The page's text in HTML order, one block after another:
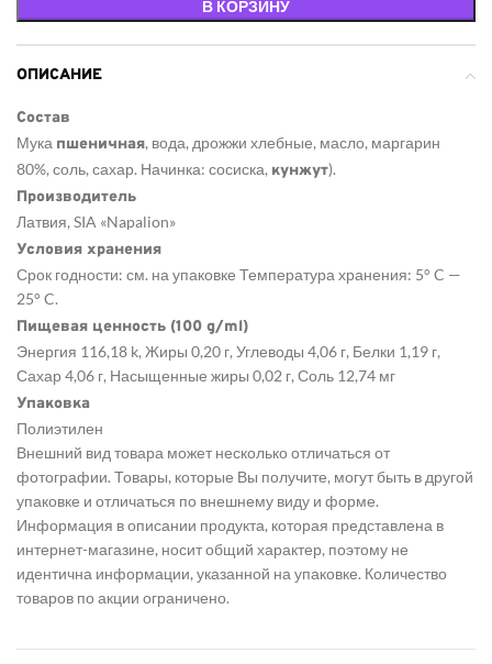
В КОРЗИНУ
ОПИСАНИЕ
Состав
Мука пшеничная, вода, дрожжи хлебные, масло, маргарин
80%, соль, сахар. Начинка: сосиска, кунжут).
Производитель
Латвия, SIA «Napalion»
Условия хранения
Срок годности: см. на упаковке Температура хранения: 5° C —
25° C.
Пищевая ценность (100 g/ml)
Энергия 116,18 k, Жиры 0,20 г, Углеводы 4,06 г, Белки 1,19 г,
Сахар 4,06 г, Насыщенные жиры 0,02 г, Соль 12,74 мг
Упаковка
Полиэтилен
Внешний вид товара может несколько отличаться от
фотографии. Товары, которые Вы получите, могут быть в другой
упаковке и отличаться по внешнему виду и форме.
Информация в описании продукта, которая представлена в
интернет-магазине, носит общий характер, поэтому не
идентична информации, указанной на упаковке. Количество
товаров по акции ограничено.